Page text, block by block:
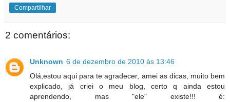
Compartilhar
2 comentários:
Unknown 6 de dezembro de 2010 às 13:46
Olá,estou aqui para te agradecer, amei as dicas, muito bem
explicado, já criei o meu blog, certo q ainda estou
aprendendo, mas "ele" existe!!! é: